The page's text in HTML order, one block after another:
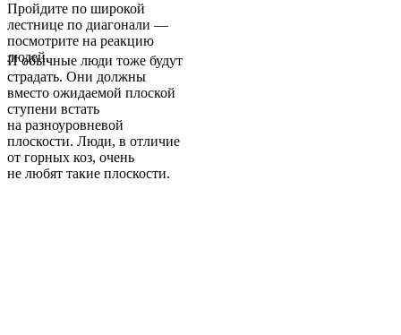
Пройдите по широкой
лестнице по диагонали —
посмотрите на реакцию
людей.
И обычные люди тоже будут
страдать. Они должны
вместо ожидаемой плоской
ступени встать
на разноуровневой
плоскости. Люди, в отличие
от горных коз, очень
не любят такие плоскости.